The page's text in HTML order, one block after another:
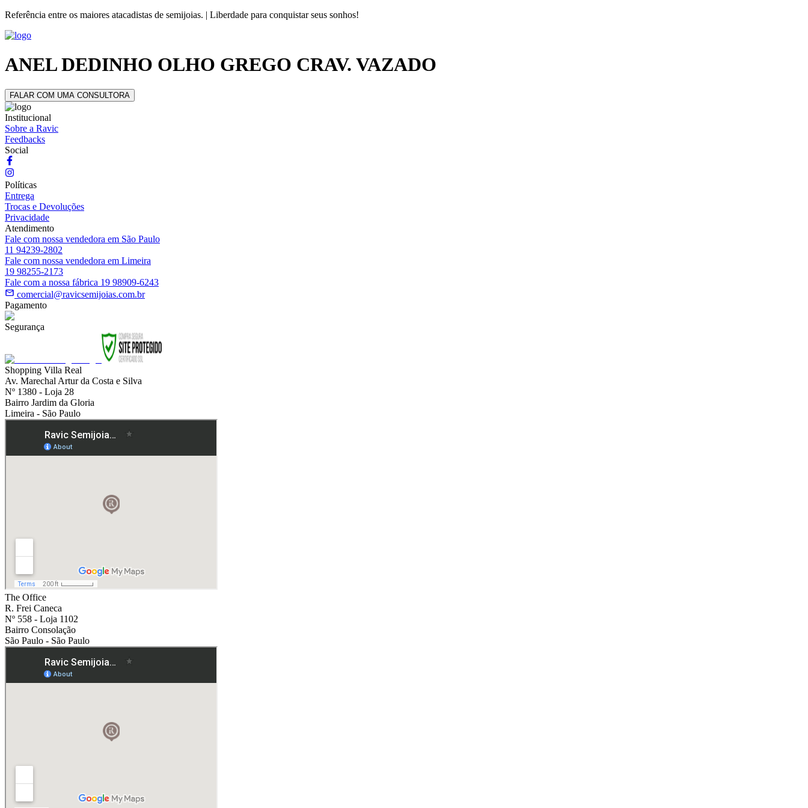
Referência entre os maiores atacadistas de semijoias. | Liberdade para conquistar seus sonhos!
ANEL DEDINHO OLHO GREGO CRAV. VAZADO
FALAR COM UMA CONSULTORA
Institucional
Sobre a Ravic
Feedbacks
Social
Políticas
Entrega
Trocas e Devoluções
Privacidade
Atendimento
Fale com nossa vendedora em São Paulo
11 94239-2802
Fale com nossa vendedora em Limeira
19 98255-2173
Fale com a nossa fábrica 19 98909-6243
comercial@ravicsemijoias.com.br
Pagamento
Segurança
Shopping Villa Real
Av. Marechal Artur da Costa e Silva
Nº 1380 - Loja 28
Bairro Jardim da Gloria
Limeira - São Paulo
The Office
R. Frei Caneca
Nº 558 - Loja 1102
Bairro Consolação
São Paulo - São Paulo